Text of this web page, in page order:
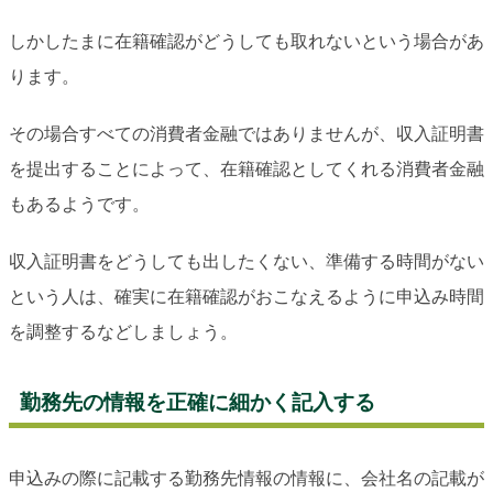
しかしたまに在籍確認がどうしても取れないという場合があ
ります。
その場合すべての消費者金融ではありませんが、収入証明書
を提出することによって、在籍確認としてくれる消費者金融
もあるようです。
収入証明書をどうしても出したくない、準備する時間がない
という人は、確実に在籍確認がおこなえるように申込み時間
を調整するなどしましょう。
勤務先の情報を正確に細かく記入する
申込みの際に記載する勤務先情報の情報に、会社名の記載が